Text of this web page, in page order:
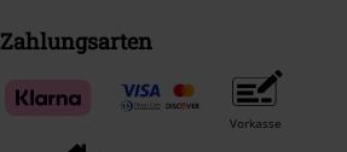
Zahlungsarten
Vorkasse